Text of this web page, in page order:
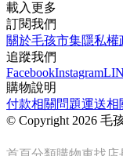
載入更多
訂閱我們
關於毛孩市集隱私權
追蹤我們
FacebookInstagram
購物說明
付款相關問題運送相
© Copyright 2026 毛